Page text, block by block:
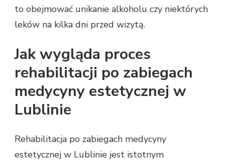
to obejmować unikanie alkoholu czy niektórych
leków na kilka dni przed wizytą.
Jak wygląda proces
rehabilitacji po zabiegach
medycyny estetycznej w
Lublinie
Rehabilitacja po zabiegach medycyny
estetycznej w Lublinie jest istotnym